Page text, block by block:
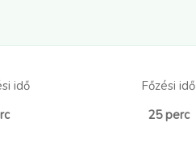
idő
Főzési idő
25 perc